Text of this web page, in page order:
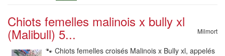
Chiots femelles malinois x bully xl
(Malibull) 5... Milmort
🐾 Chiots femelles croisés Malinois x Bully xl, appelés